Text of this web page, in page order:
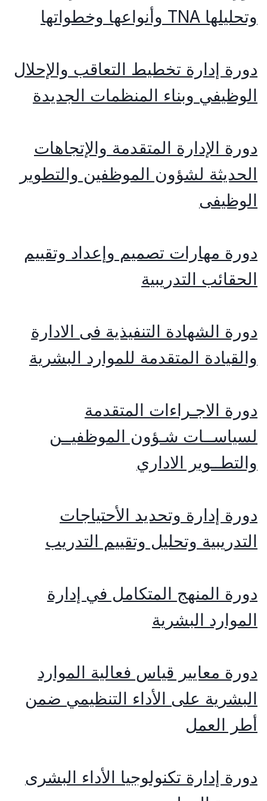
وتحليلها TNA وأنواعها وخطواتها
دورة إدارة تخطيط التعاقب والإحلال
الوظيفي وبناء المنظمات الجديدة
دورة الإدارة المتقدمة والإتجاهات
الحديثة لشؤون الموظفين والتطوير
الوظيفى
دورة مهارات تصميم وإعداد وتقييم
الحقائب التدريبية
دورة الشهادة التنفيذية فى الادارة
والقيادة المتقدمة للموارد البشرية
دورة الاجـراءات المتقدمة
لسياســات شـؤون الموظفيــن
والتطــوير الاداري
دورة إدارة وتحديد الأحتياجات
التدريبية وتحليل وتقييم التدريب
دورة المنهج المتكامل في إدارة
الموارد البشرية
دورة معايير قياس فعالية الموارد
البشرية على الأداء التنظيمي ضمن
أطر العمل
دورة إدارة تكنولوجيا الأداء البشرى